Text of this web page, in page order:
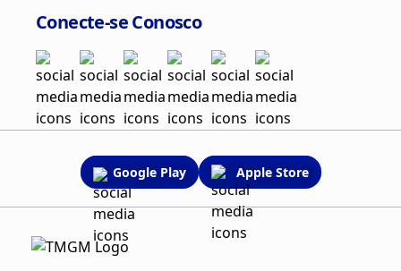
Conecte-se Conosco
Google Play Apple Store